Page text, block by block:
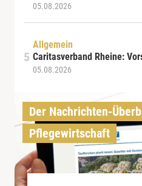
05.08.2026
Allgemein
Caritasverband Rheine:
05.08.2026
Der Nachrichten-
Pflegewirtschaft